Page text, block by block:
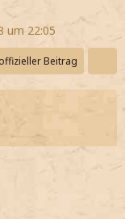
um 22:05
Beitrag